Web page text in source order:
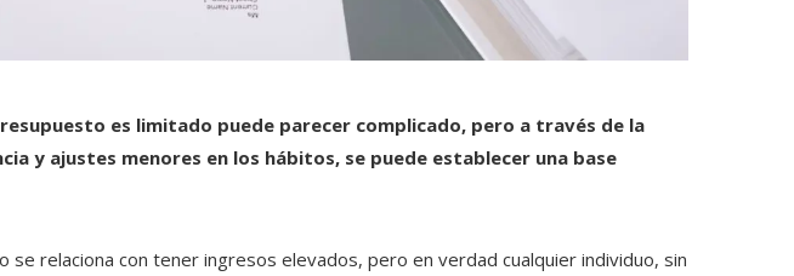
es limitado puede parecer complicado, pero a través de la
y ajustes menores en los hábitos, se puede establecer una base
se relaciona con tener ingresos elevados, pero en verdad cualquier individuo, sin